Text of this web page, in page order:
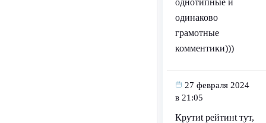
одинаково
грамотные
комментики)))
27 февраля 2024
в 21:05
Крутиt рейтинt тут,